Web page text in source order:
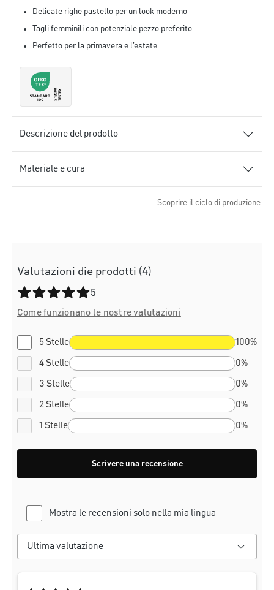
Delicate righe pastello per un look moderno
Tagli femminili con potenziale pezzo preferito
Perfetto per la primavera e l'estate
Descrizione del prodotto
Materiale e cura
Scoprire il ciclo di produzione
Valutazioni die prodotti (4)
Valutazione media di 5 su 5 stelle
5
Come funzionano le nostre valutazioni
5 Stelle 100%
4 Stelle 0%
3 Stelle 0%
2 Stelle 0%
1 Stelle 0%
Scrivere una recensione
Mostra le recensioni solo nella mia lingua